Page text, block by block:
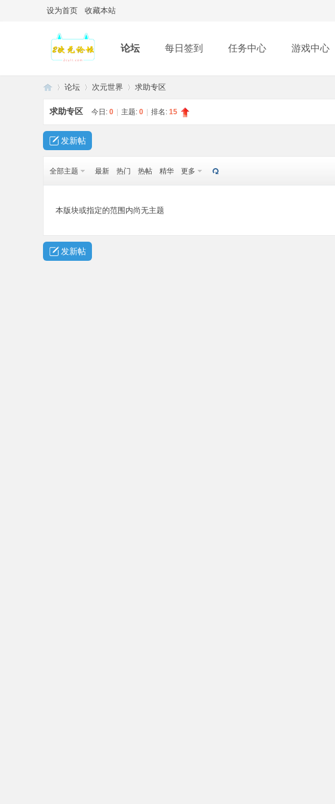
设为首页 收藏本站
论坛 每日签到 任务中心 游戏中心
次
»
论坛
›
次元世界 求助专区
求助专区 今日: 0 主题: 0 排名: 15
发新帖
全部主题 最新 热门 热帖 精华 更多
本版块或指定的范围内尚无主题
发新帖